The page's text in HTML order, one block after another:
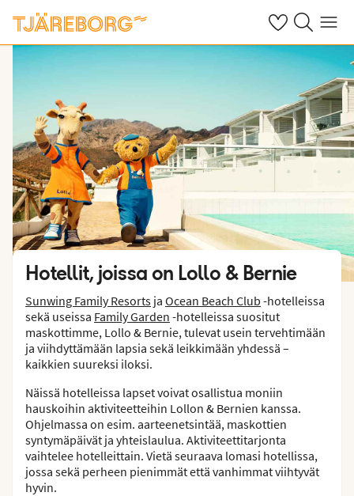
OmatHaku Valikko
Hotellit, joissa on Lollo & Bernie
Sunwing Family Resorts ja Ocean Beach Club -hotelleissa
sekä useissa Family Garden -hotelleissa suositut
maskottimme, Lollo & Bernie, tulevat usein tervehtimään
ja viihdyttämään lapsia sekä leikkimään yhdessä –
kaikkien suureksi iloksi.
Näissä hotelleissa lapset voivat osallistua moniin
hauskoihin aktiviteetteihin Lollon & Bernien kanssa.
Ohjelmassa on esim. aarteenetsintää, maskottien
syntymäpäivät ja yhteislaulua. Aktiviteettitarjonta
vaihtelee hotelleittain. Vietä seuraava lomasi hotellissa,
jossa sekä perheen pienimmät että vanhimmat viihtyvät
hyvin.